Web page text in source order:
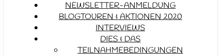
NEWSLETTER-ANMELDUNG
BLOGTOUREN & AKTIONEN 2020
INTERVIEWS
DIES & DAS
TEILNAHMEBEDINGUNGEN